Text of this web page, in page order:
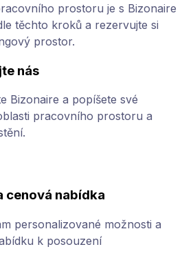
prostoru je s Bizonaire
těchto kroků a rezervujte si
prostor.
nás
Bizonaire a popíšete své
pracovního prostoru a
cenová nabídka
personalizované možnosti a
k posouzení